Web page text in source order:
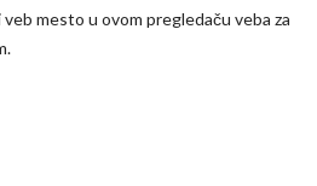
mesto u ovom pregledaču veba za